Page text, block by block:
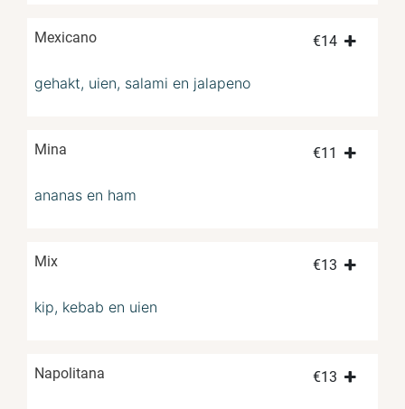
Mexicano €14
gehakt, uien, salami en jalapeno
Mina €11
ananas en ham
Mix €13
kip, kebab en uien
Napolitana €13